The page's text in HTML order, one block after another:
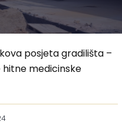
posjeta gradilišta –
hitne medicinske